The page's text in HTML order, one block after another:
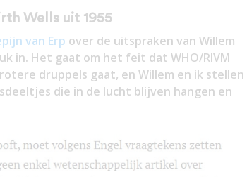
Wells uit 1955
van Erp over de uitspraken van Willem
in. Het gaat om het feit dat WHO/RIVM
druppels gaat, en Willem en ik stellen
die in de lucht blijven hangen en